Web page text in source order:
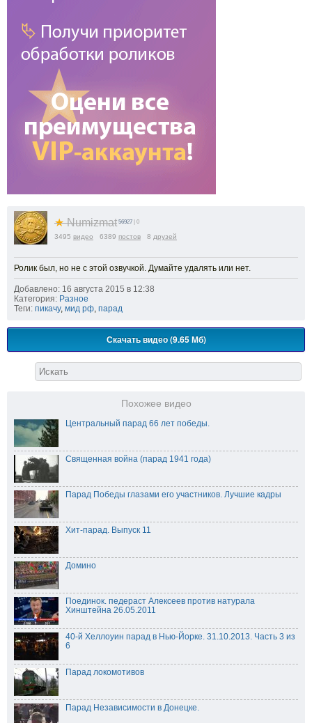
★Numizmat 56927 | 0
3495 видео 6389 постов 8 друзей
Ролик был, но не с этой озвучкой. Думайте удалять или нет.
Добавлено: 16 августа 2015 в 12:38
Категория: Разное
Теги: пикачу, мид рф, парад
Скачать видео (9.65 Мб)
Похожее видео
Центральный парад 66 лет победы.
Священная война (парад 1941 года)
Парад Победы глазами его участников. Лучшие кадры
Хит-парад. Выпуск 11
Домино
Поединок. педераст Алексеев против натурала
Хинштейна 26.05.2011
40-й Хеллоуин парад в Нью-Йорке. 31.10.2013. Часть 3 из
6
Парад локомотивов
Парад Независимости в Донецке.